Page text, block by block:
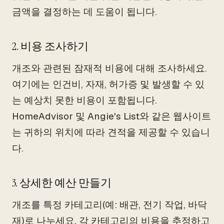
금액을 결정하는 데 도움이 됩니다.
2. 비용 조사하기
개조와 관련된 잠재적 비용에 대해 조사하세요.
여기에는 인건비, 자재, 허가증 및 발생할 수 있
는 예상치 못한 비용이 포함됩니다.
HomeAdvisor 및 Angie's List와 같은 웹사이트
는 귀하의 위치에 따라 견적을 제공할 수 있습니
다.
3. 상세한 예산 만들기
개조를 특정 카테고리(예: 배관, 전기 작업, 바닥
재)로 나누세요. 각 카테고리의 비용을 추정하고